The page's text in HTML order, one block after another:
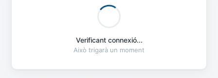
Verificant connexió...
Això trigarà un moment